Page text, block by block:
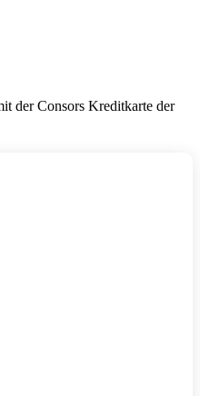
der Consors Kreditkarte der